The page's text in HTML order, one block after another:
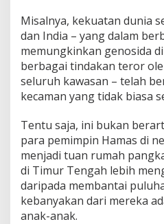
Misalnya, kekuatan dunia
dan India – yang dalam
memungkinkan genosida
berbagai tindakan teror
seluruh kawasan – telah
kecaman yang tidak biasa
Tentu saja, ini bukan
para pemimpin Hamas di
menjadi tuan rumah
di Timur Tengah lebih
daripada membantai
kebanyakan dari mereka
anak-anak.